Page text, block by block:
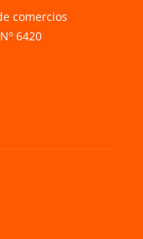
comercios
6420